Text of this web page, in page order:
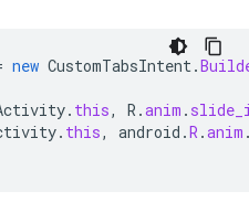
new CustomTabsIntent.
. this, R .anim .
. this, android .R .anim